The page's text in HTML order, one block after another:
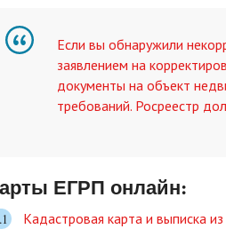
Если вы обнаружили
заявлением на
документы на объект
требований. Росреестр
ЕГРП онлайн:
Кадастровая карта и выписка